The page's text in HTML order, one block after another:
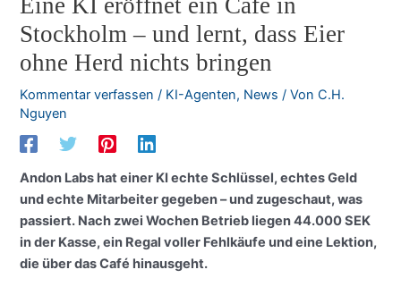
Stockholm – und lernt, dass Eier
ohne Herd nichts bringen
Kommentar verfassen / KI-Agenten, News / VonC.H.
Nguyen
Andon Labs hat einer KI echte Schlüssel, echtes Geld
und echte Mitarbeiter gegeben – und zugeschaut, was
passiert. Nach zwei Wochen Betrieb liegen 44.000 SEK
in der Kasse, ein Regal voller Fehlkäufe und eine Lektion,
die über das Café hinausgeht.